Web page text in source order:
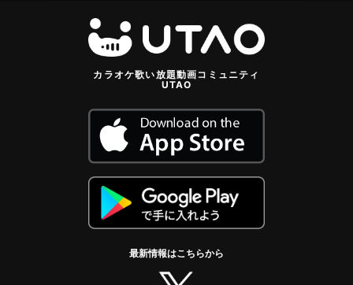
カラオケ歌い放題動画コミュニティ
UTAO
最新情報はこちらから